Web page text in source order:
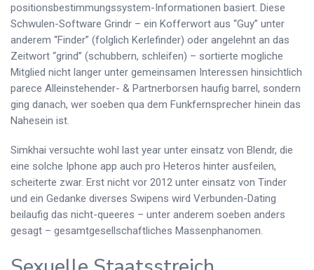
positionsbestimmungssystem-Informationen basiert. Diese
Schwulen-Software Grindr – ein Kofferwort aus “Guy” unter
anderem “Finder” (folglich Kerlefinder) oder angelehnt an das
Zeitwort “grind” (schubbern, schleifen) – sortierte mogliche
Mitglied nicht langer unter gemeinsamen Interessen hinsichtlich
parece Alleinstehender- & Partnerborsen haufig barrel, sondern
ging danach, wer soeben qua dem Funkfernsprecher hinein das
Nahesein ist.
Simkhai versuchte wohl last year unter einsatz von Blendr, die
eine solche Iphone app auch pro Heteros hinter ausfeilen,
scheiterte zwar. Erst nicht vor 2012 unter einsatz von Tinder
und ein Gedanke diverses Swipens wird Verbunden-Dating
beilaufig das nicht-queeres – unter anderem soeben anders
gesagt – gesamtgesellschaftliches Massenphanomen.